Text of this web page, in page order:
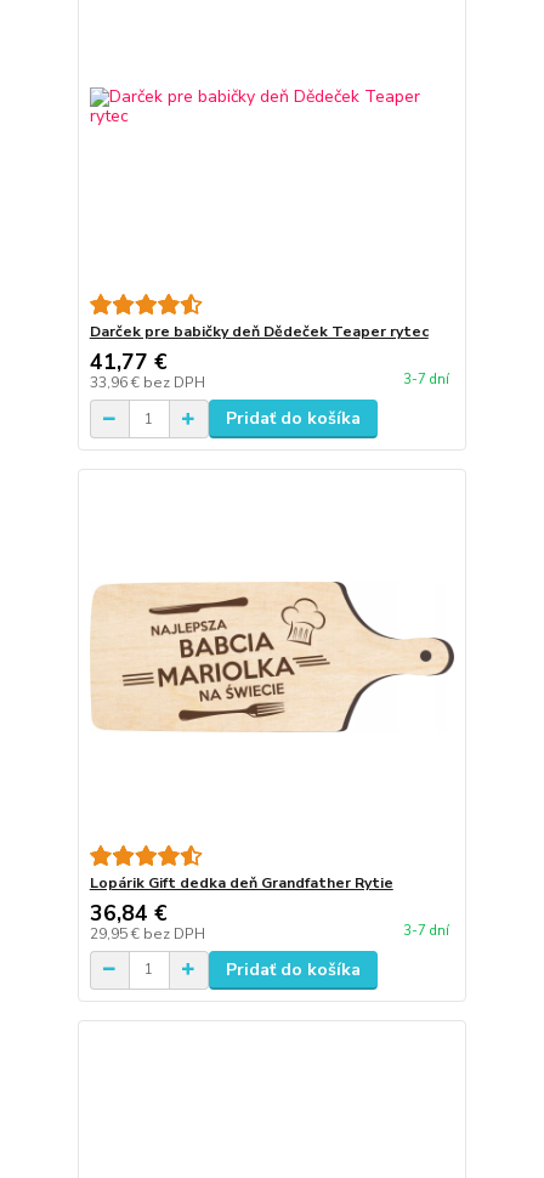
Darček pre babičky deň Dědeček Teaper rytec
41,77 €
33,96 € bez DPH 3-7 dní
Pridať do košíka
Lopárik Gift dedka deň Grandfather Rytie
36,84 €
29,95 € bez DPH 3-7 dní
Pridať do košíka